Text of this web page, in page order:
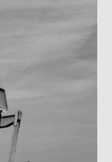
der
das
einen
Auftritt des